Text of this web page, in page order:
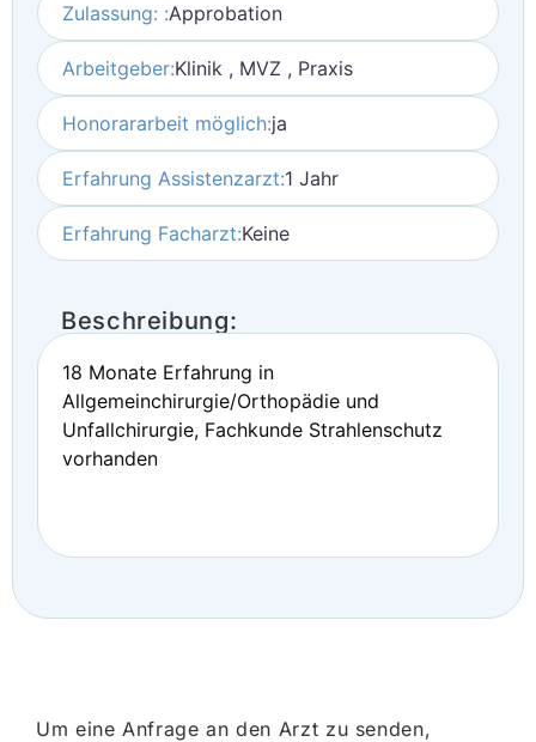
Zulassung: :Approbation
Arbeitgeber:Klinik , MVZ , Praxis
Honorararbeit möglich:ja
Erfahrung Assistenzarzt:1 Jahr
Erfahrung Facharzt:Keine
Beschreibung:
18 Monate Erfahrung in
Allgemeinchirurgie/Orthopädie und
Unfallchirurgie, Fachkunde Strahlenschutz
vorhanden
Um eine Anfrage an den Arzt zu senden,